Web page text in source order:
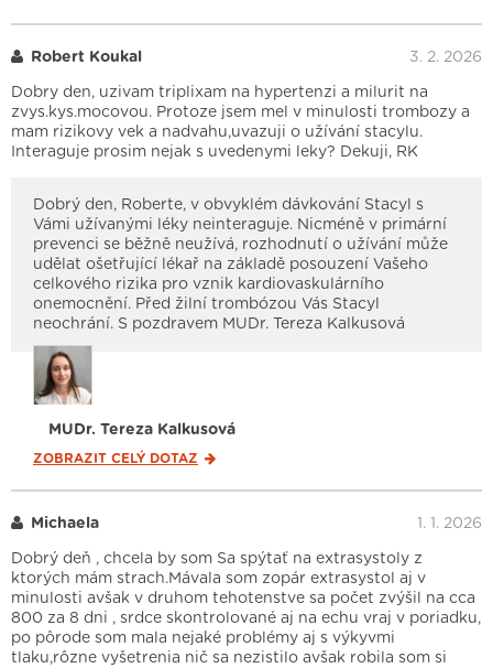
Robert Koukal 3. 2. 2026
Dobry den, uzivam triplixam na hypertenzi a milurit na
zvys.kys.mocovou. Protoze jsem mel v minulosti trombozy a
mam rizikovy vek a nadvahu,uvazuji o užívání stacylu.
Interaguje prosim nejak s uvedenymi leky? Dekuji, RK
Dobrý den, Roberte, v obvyklém dávkování Stacyl s
Vámi užívanými léky neinteraguje. Nicméně v primární
prevenci se běžně neužívá, rozhodnutí o užívání může
udělat ošetřující lékař na základě posouzení Vašeho
celkového rizika pro vznik kardiovaskulárního
onemocnění. Před žilní trombózou Vás Stacyl
neochrání. S pozdravem MUDr. Tereza Kalkusová
MUDr. Tereza Kalkusová
ZOBRAZIT CELÝ DOTAZ
Michaela 1. 1. 2026
Dobrý deň , chcela by som Sa spýtať na extrasystoly z
ktorých mám strach.Mávala som zopár extrasystol aj v
minulosti avšak v druhom tehotenstve sa počet zvýšil na cca
800 za 8 dni , srdce skontrolované aj na echu vraj v poriadku,
po pôrode som mala nejaké problémy aj s výkyvmi
tlaku,rôzne vyšetrenia nič sa nezistilo avšak robila som si